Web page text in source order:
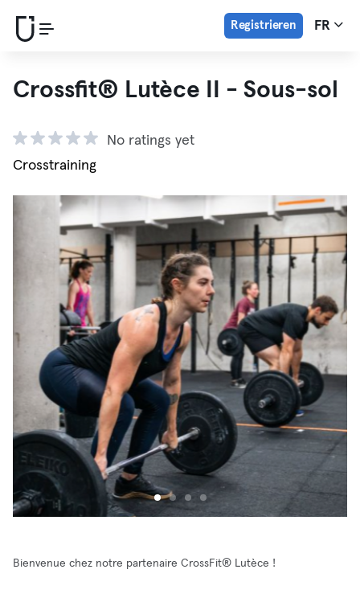
Registrieren FR
Crossfit® Lutèce II - Sous-sol
No ratings yet
Crosstraining
Bienvenue chez notre partenaire CrossFit® Lutèce !